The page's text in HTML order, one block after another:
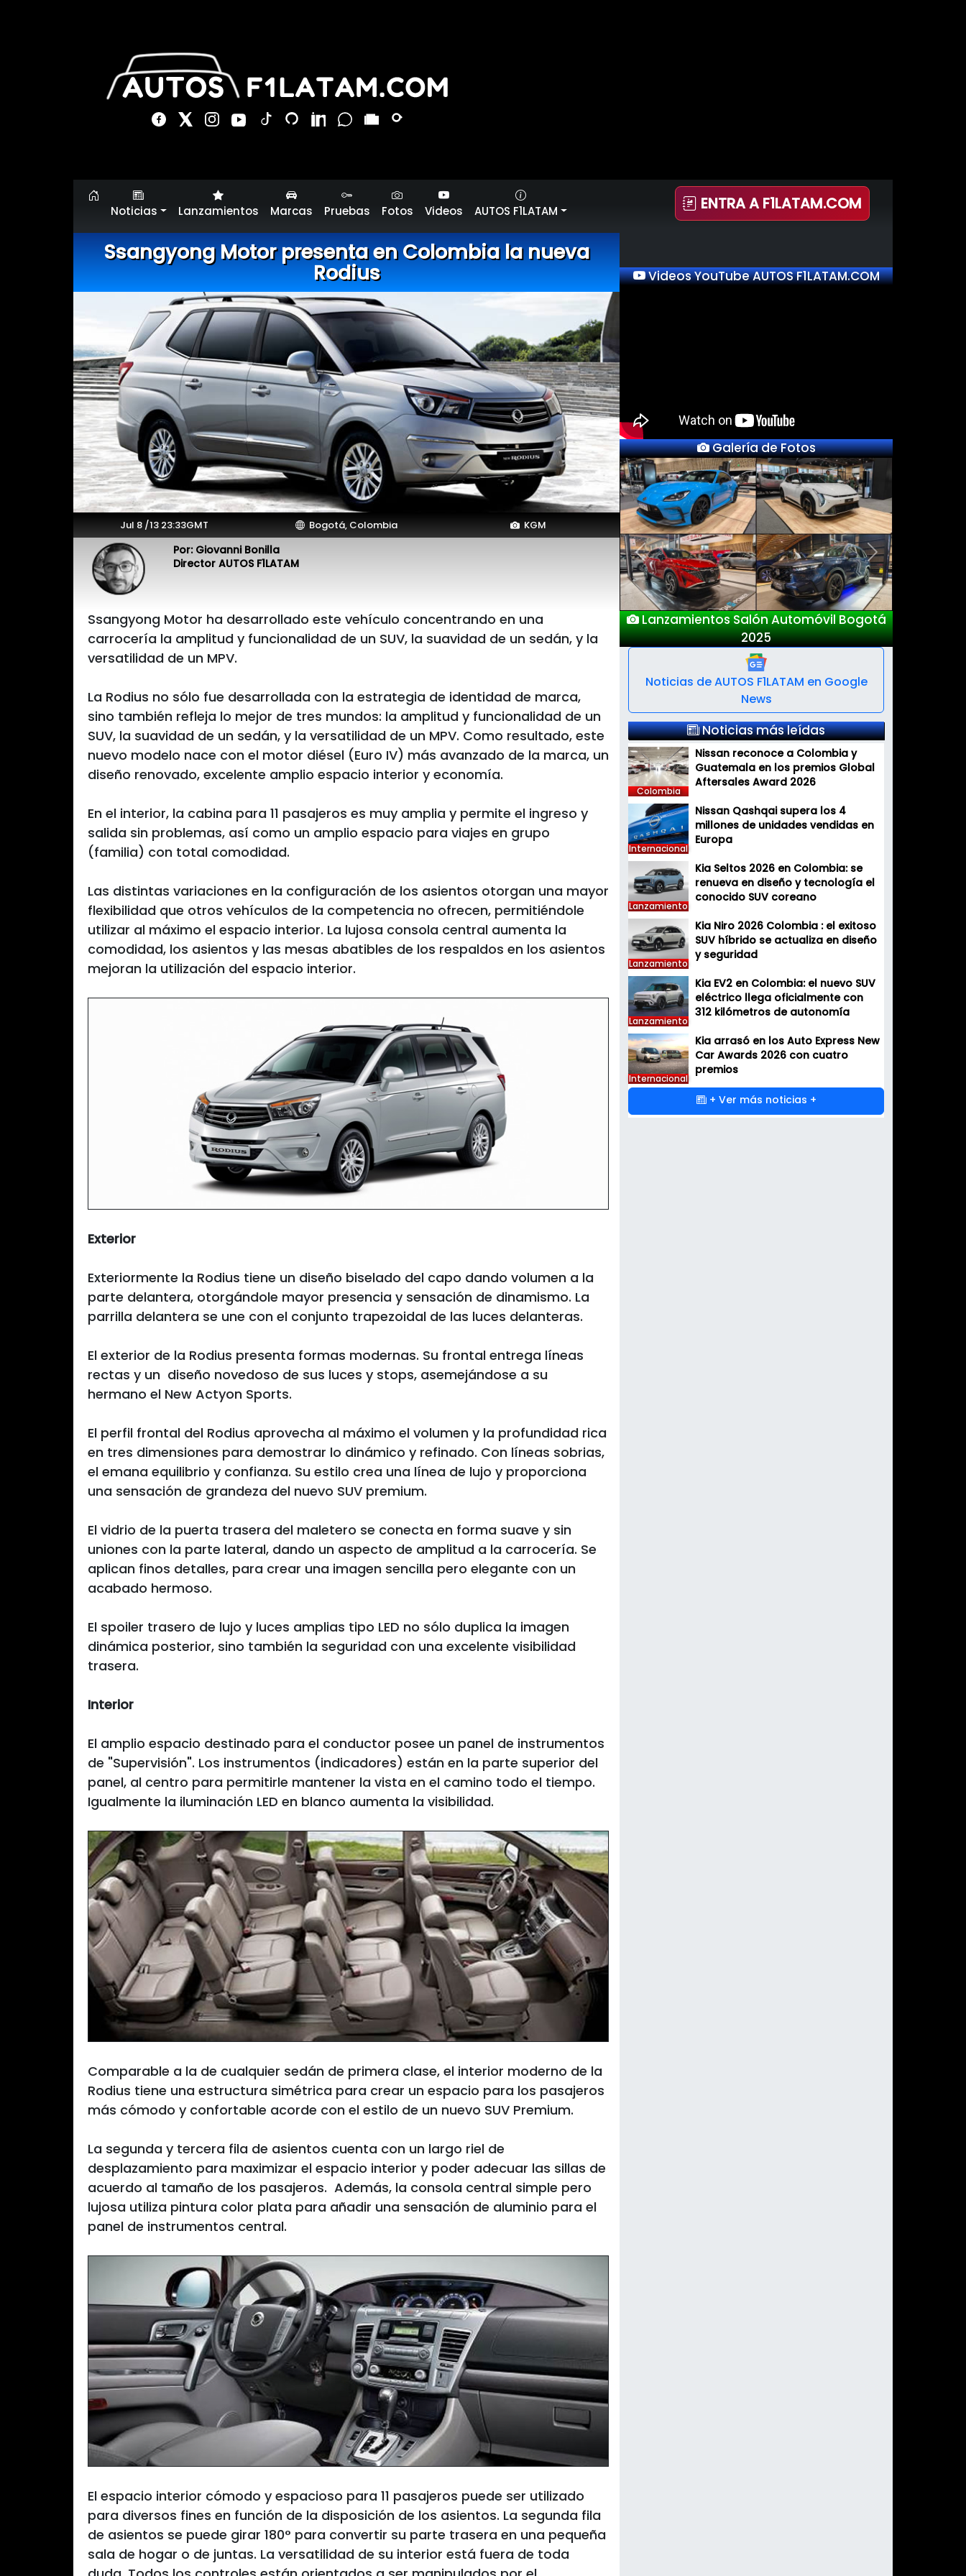
Noticias Lanzamientos Marcas Pruebas Fotos Videos AUTOS F1LATAM ENTRA A F1LATAM.COM
Ssangyong Motor presenta en Colombia la nueva
Rodius
Jul 8 /13 23:33GMT Bogotá, Colombia KGM
Por: Giovanni Bonilla
Director AUTOS F1LATAM
Ssangyong Motor ha desarrollado este vehículo concentrando en una
carrocería la amplitud y funcionalidad de un SUV, la suavidad de un sedán, y la
versatilidad de un MPV.
La Rodius no sólo fue desarrollada con la estrategia de identidad de marca,
sino también refleja lo mejor de tres mundos: la amplitud y funcionalidad de un
SUV, la suavidad de un sedán, y la versatilidad de un MPV. Como resultado, este
nuevo modelo nace con el motor diésel (Euro IV) más avanzado de la marca, un
diseño renovado, excelente amplio espacio interior y economía.
En el interior, la cabina para 11 pasajeros es muy amplia y permite el ingreso y
salida sin problemas, así como un amplio espacio para viajes en grupo
(familia) con total comodidad.
Las distintas variaciones en la configuración de los asientos otorgan una mayor
flexibilidad que otros vehículos de la competencia no ofrecen, permitiéndole
utilizar al máximo el espacio interior. La lujosa consola central aumenta la
comodidad, los asientos y las mesas abatibles de los respaldos en los asientos
mejoran la utilización del espacio interior.
Exterior
Exteriormente la Rodius tiene un diseño biselado del capo dando volumen a la
parte delantera, otorgándole mayor presencia y sensación de dinamismo. La
parrilla delantera se une con el conjunto trapezoidal de las luces delanteras.
El exterior de la Rodius presenta formas modernas. Su frontal entrega líneas
rectas y un diseño novedoso de sus luces y stops, asemejándose a su
hermano el New Actyon Sports.
El perfil frontal del Rodius aprovecha al máximo el volumen y la profundidad rica
en tres dimensiones para demostrar lo dinámico y refinado. Con líneas sobrias,
el emana equilibrio y confianza. Su estilo crea una línea de lujo y proporciona
una sensación de grandeza del nuevo SUV premium.
El vidrio de la puerta trasera del maletero se conecta en forma suave y sin
uniones con la parte lateral, dando un aspecto de amplitud a la carrocería. Se
aplican finos detalles, para crear una imagen sencilla pero elegante con un
acabado hermoso.
El spoiler trasero de lujo y luces amplias tipo LED no sólo duplica la imagen
dinámica posterior, sino también la seguridad con una excelente visibilidad
trasera.
Interior
El amplio espacio destinado para el conductor posee un panel de instrumentos
de "Supervisión". Los instrumentos (indicadores) están en la parte superior del
panel, al centro para permitirle mantener la vista en el camino todo el tiempo.
Igualmente la iluminación LED en blanco aumenta la visibilidad.
Comparable a la de cualquier sedán de primera clase, el interior moderno de la
Rodius tiene una estructura simétrica para crear un espacio para los pasajeros
más cómodo y confortable acorde con el estilo de un nuevo SUV Premium.
La segunda y tercera fila de asientos cuenta con un largo riel de
desplazamiento para maximizar el espacio interior y poder adecuar las sillas de
acuerdo al tamaño de los pasajeros. Además, la consola central simple pero
lujosa utiliza pintura color plata para añadir una sensación de aluminio para el
panel de instrumentos central.
El espacio interior cómodo y espacioso para 11 pasajeros puede ser utilizado
para diversos fines en función de la disposición de los asientos. La segunda fila
de asientos se puede girar 180° para convertir su parte trasera en una pequeña
sala de hogar o de juntas. La versatilidad de su interior está fuera de toda
Videos YouTube AUTOS F1LATAM.COM
Galería de Fotos
Lanzamientos Salón Automóvil Bogotá
2025
Previous Next
Noticias de AUTOS F1LATAM en Google
News
Noticias más leídas
Colombia
Nissan reconoce a Colombia y
Guatemala en los premios Global
Aftersales Award 2026
Internacional
Nissan Qashqai supera los 4
millones de unidades vendidas en
Europa
Lanzamiento
Kia Seltos 2026 en Colombia: se
renueva en diseño y tecnología el
conocido SUV coreano
Lanzamiento
Kia Niro 2026 Colombia : el exitoso
SUV híbrido se actualiza en diseño
y seguridad
Lanzamiento
Kia EV2 en Colombia: el nuevo SUV
eléctrico llega oficialmente con
312 kilómetros de autonomía
Internacional
Kia arrasó en los Auto Express New
Car Awards 2026 con cuatro
premios
+ Ver más noticias +